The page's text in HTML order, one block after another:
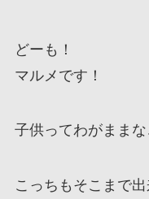
どーも！
マルメです！
子供ってわがままな
こっちもそこまで出